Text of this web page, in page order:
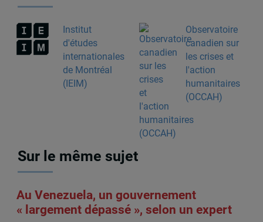
Institut
d'études
internationales
de Montréal
(IEIM)
Observatoire
canadien sur
les crises et
l'action
humanitaires
(OCCAH)
Sur le même sujet
Au Venezuela, un gouvernement
« largement dépassé », selon un expert